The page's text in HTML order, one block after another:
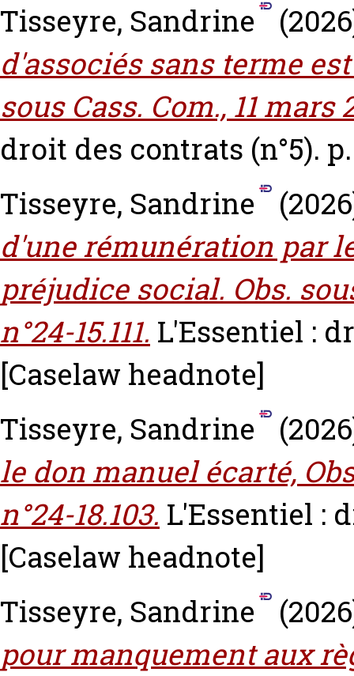
Tisseyre, Sandrine
d'associés sans terme
sous Cass. Com., 11 mars
droit des contrats (n°5).
Tisseyre, Sandrine
d'une rémunération par
préjudice social. Obs.
n°24-15.111. L'Essentiel :
[Caselaw headnote]
Tisseyre, Sandrine
le don manuel écarté,
n°24-18.103. L'Essentiel :
[Caselaw headnote]
Tisseyre, Sandrine
pour manquement aux